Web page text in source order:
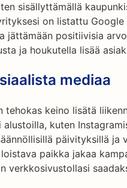
sisällyttämällä
on listattu Google
jättämään positiivisia
ja houkutella lisää
mediaa
tehokas keino lisätä
kuten
päivityksillä ja
paikka jakaa
verkkosivustollasi